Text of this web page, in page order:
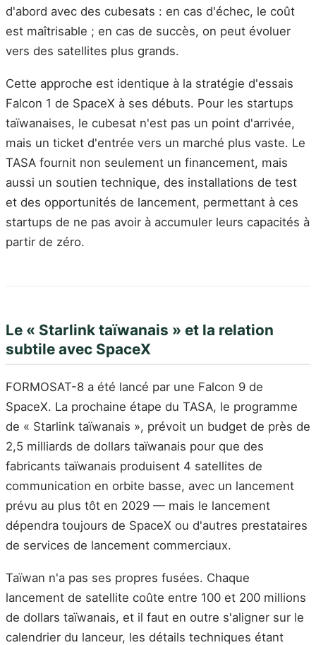
d'abord avec des cubesats : en cas d'échec, le coût
est maîtrisable ; en cas de succès, on peut évoluer
vers des satellites plus grands.
Cette approche est identique à la stratégie d'essais
Falcon 1 de SpaceX à ses débuts. Pour les startups
taïwanaises, le cubesat n'est pas un point d'arrivée,
mais un ticket d'entrée vers un marché plus vaste. Le
TASA fournit non seulement un financement, mais
aussi un soutien technique, des installations de test
et des opportunités de lancement, permettant à ces
startups de ne pas avoir à accumuler leurs capacités à
partir de zéro.
Le « Starlink taïwanais » et la relation
subtile avec SpaceX
FORMOSAT-8 a été lancé par une Falcon 9 de
SpaceX. La prochaine étape du TASA, le programme
de « Starlink taïwanais », prévoit un budget de près de
2,5 milliards de dollars taïwanais pour que des
fabricants taïwanais produisent 4 satellites de
communication en orbite basse, avec un lancement
prévu au plus tôt en 2029 — mais le lancement
dépendra toujours de SpaceX ou d'autres prestataires
de services de lancement commerciaux.
Taïwan n'a pas ses propres fusées. Chaque
lancement de satellite coûte entre 100 et 200 millions
de dollars taïwanais, et il faut en outre s'aligner sur le
calendrier du lanceur, les détails techniques étant